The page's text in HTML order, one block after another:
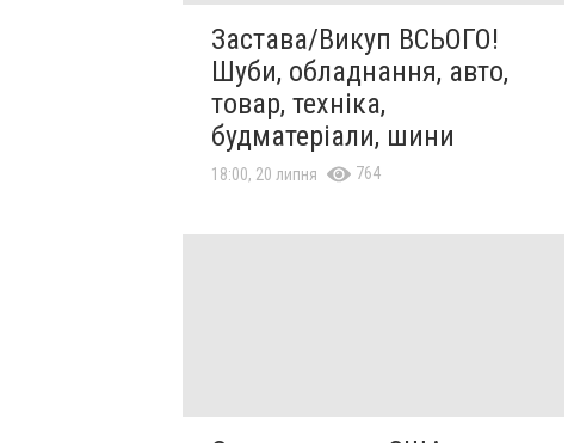
Застава/Викуп ВСЬОГО!
Шуби, обладнання, авто,
товар, техніка,
будматеріали, шини
18:00, 20 липня 764